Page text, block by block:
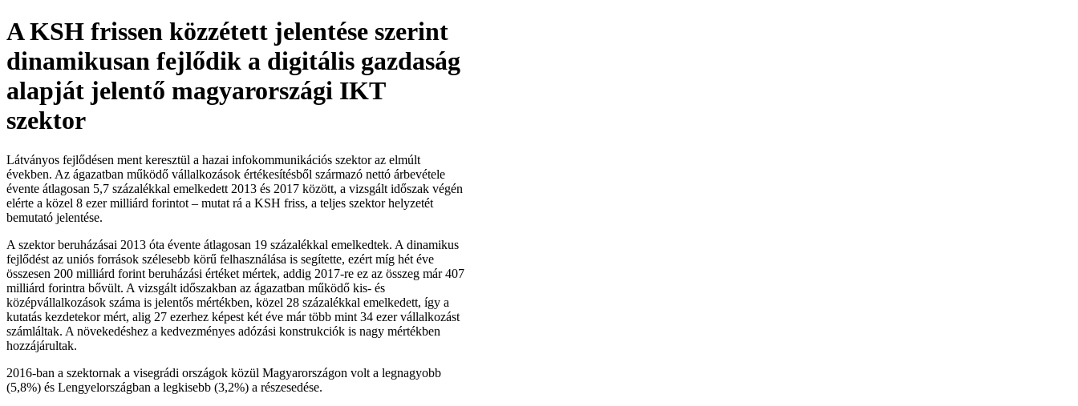
A KSH frissen közzétett jelentése szerint
dinamikusan fejlődik a digitális gazdaság
alapját jelentő magyarországi IKT
szektor
Látványos fejlődésen ment keresztül a hazai infokommunikációs szektor az elmúlt
években. Az ágazatban működő vállalkozások értékesítésből származó nettó árbevétele
évente átlagosan 5,7 százalékkal emelkedett 2013 és 2017 között, a vizsgált időszak végén
elérte a közel 8 ezer milliárd forintot – mutat rá a KSH friss, a teljes szektor helyzetét
bemutató jelentése.
A szektor beruházásai 2013 óta évente átlagosan 19 százalékkal emelkedtek. A dinamikus
fejlődést az uniós források szélesebb körű felhasználása is segítette, ezért míg hét éve
összesen 200 milliárd forint beruházási értéket mértek, addig 2017-re ez az összeg már 407
milliárd forintra bővült. A vizsgált időszakban az ágazatban működő kis- és
középvállalkozások száma is jelentős mértékben, közel 28 százalékkal emelkedett, így a
kutatás kezdetekor mért, alig 27 ezerhez képest két éve már több mint 34 ezer vállalkozást
számláltak. A növekedéshez a kedvezményes adózási konstrukciók is nagy mértékben
hozzájárultak.
2016-ban a szektornak a visegrádi országok közül Magyarországon volt a legnagyobb
(5,8%) és Lengyelországban a legkisebb (3,2%) a részesedése.